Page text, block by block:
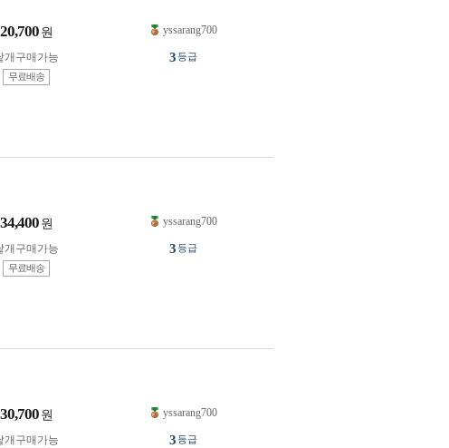
20,700 원
개구매가능
무료배송
yssarang700
3등급
34,400 원
개구매가능
무료배송
yssarang700
3등급
30,700 원
개구매가능
yssarang700
3등급